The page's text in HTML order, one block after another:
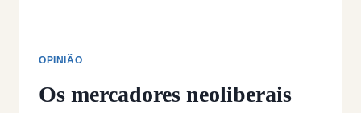
OPINIÃO
Os mercadores neoliberais